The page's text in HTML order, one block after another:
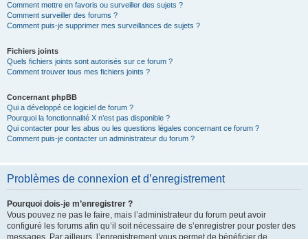
Comment mettre en favoris ou surveiller des sujets ?
Comment surveiller des forums ?
Comment puis-je supprimer mes surveillances de sujets ?
Fichiers joints
Quels fichiers joints sont autorisés sur ce forum ?
Comment trouver tous mes fichiers joints ?
Concernant phpBB
Qui a développé ce logiciel de forum ?
Pourquoi la fonctionnalité X n’est pas disponible ?
Qui contacter pour les abus ou les questions légales concernant ce forum ?
Comment puis-je contacter un administrateur du forum ?
Problèmes de connexion et d’enregistrement
Pourquoi dois-je m’enregistrer ?
Vous pouvez ne pas le faire, mais l’administrateur du forum peut avoir
configuré les forums afin qu’il soit nécessaire de s’enregistrer pour poster des
messages. Par ailleurs, l’enregistrement vous permet de bénéficier de